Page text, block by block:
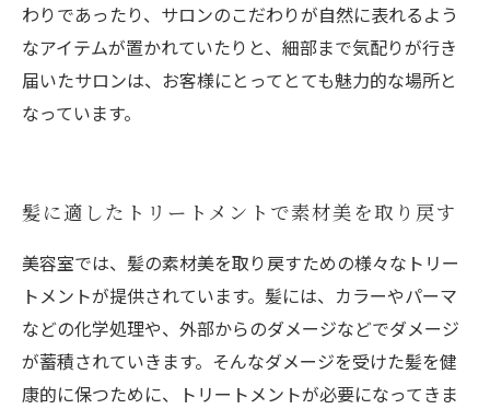
わりであったり、サロンのこだわりが自然に表れるよう
なアイテムが置かれていたりと、細部まで気配りが行き
届いたサロンは、お客様にとってとても魅力的な場所と
なっています。
髪に適したトリートメントで素材美を取り戻す
美容室では、髪の素材美を取り戻すための様々なトリー
トメントが提供されています。髪には、カラーやパーマ
などの化学処理や、外部からのダメージなどでダメージ
が蓄積されていきます。そんなダメージを受けた髪を健
康的に保つために、トリートメントが必要になってきま